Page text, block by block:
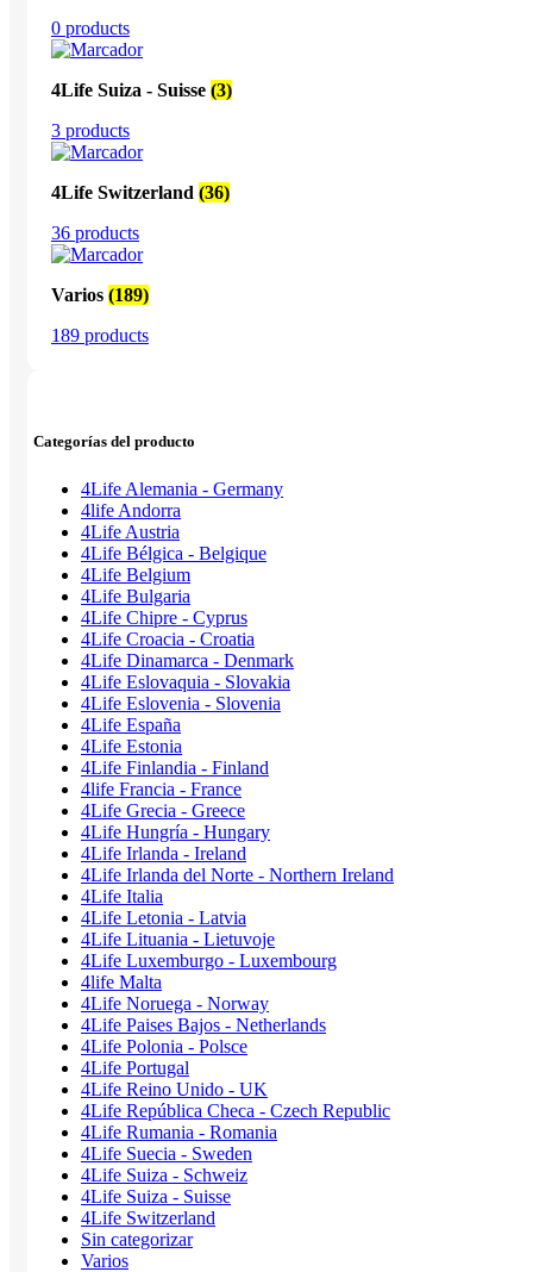
0 products
4Life Suiza - Suisse (3)
3 products
4Life Switzerland (36)
36 products
Varios (189)
189 products
Categorías del producto
4Life Alemania - Germany
4life Andorra
4Life Austria
4Life Bélgica - Belgique
4Life Belgium
4Life Bulgaria
4Life Chipre - Cyprus
4Life Croacia - Croatia
4Life Dinamarca - Denmark
4Life Eslovaquia - Slovakia
4Life Eslovenia - Slovenia
4Life España
4Life Estonia
4Life Finlandia - Finland
4life Francia - France
4Life Grecia - Greece
4Life Hungría - Hungary
4Life Irlanda - Ireland
4Life Irlanda del Norte - Northern Ireland
4Life Italia
4Life Letonia - Latvia
4Life Lituania - Lietuvoje
4Life Luxemburgo - Luxembourg
4life Malta
4Life Noruega - Norway
4Life Paises Bajos - Netherlands
4Life Polonia - Polsce
4Life Portugal
4Life Reino Unido - UK
4Life República Checa - Czech Republic
4Life Rumania - Romania
4Life Suecia - Sweden
4Life Suiza - Schweiz
4Life Suiza - Suisse
4Life Switzerland
Sin categorizar
Varios